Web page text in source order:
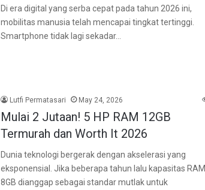
Di era digital yang serba cepat pada tahun 2026 ini,
mobilitas manusia telah mencapai tingkat tertinggi.
Smartphone tidak lagi sekadar…
Lutfi Permatasari May 24, 2026
Mulai 2 Jutaan! 5 HP RAM 12GB
Termurah dan Worth It 2026
Dunia teknologi bergerak dengan akselerasi yang
eksponensial. Jika beberapa tahun lalu kapasitas RAM
8GB dianggap sebagai standar mutlak untuk